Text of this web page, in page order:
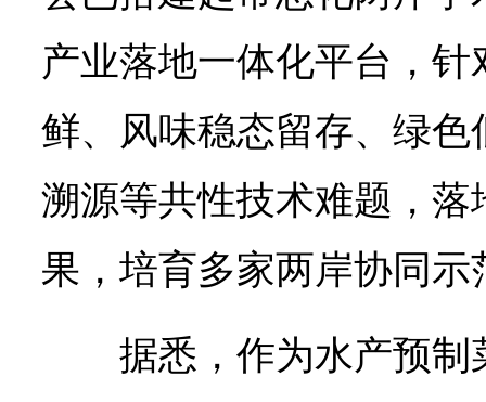
产业落地一体化平台，
鲜、风味稳态留存、绿
溯源等共性技术难题，
果，培育多家两岸协同示
据悉，作为水产预